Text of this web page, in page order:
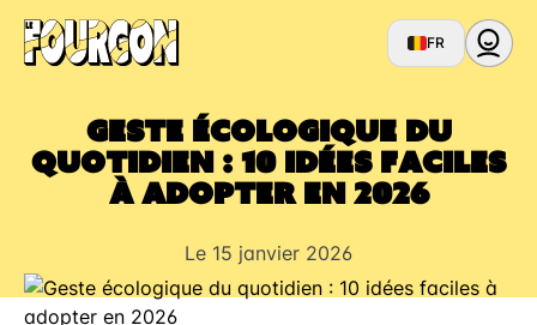
FR
Geste écologique du
quotidien : 10 idées faciles
à adopter en 2026
Le 15 janvier 2026